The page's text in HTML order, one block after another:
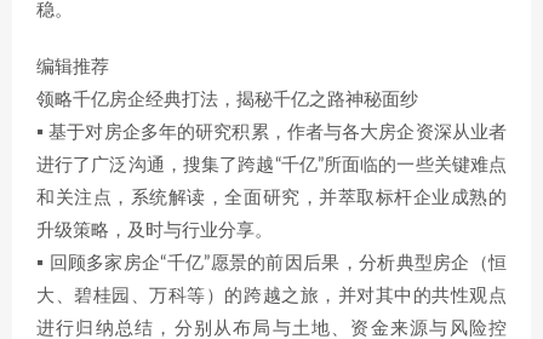
稳。
编辑推荐
领略千亿房企经典打法，揭秘千亿之路神秘面纱
▪ 基于对房企多年的研究积累，作者与各大房企资深从业者
进行了广泛沟通，搜集了跨越“千亿”所面临的一些关键难点
和关注点，系统解读，全面研究，并萃取标杆企业成熟的
升级策略，及时与行业分享。
▪ 回顾多家房企“千亿”愿景的前因后果，分析典型房企（恒
大、碧桂园、万科等）的跨越之旅，并对其中的共性观点
进行归纳总结，分别从布局与土地、资金来源与风险控